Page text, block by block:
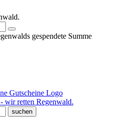
wir retten Regenwald.
suchen